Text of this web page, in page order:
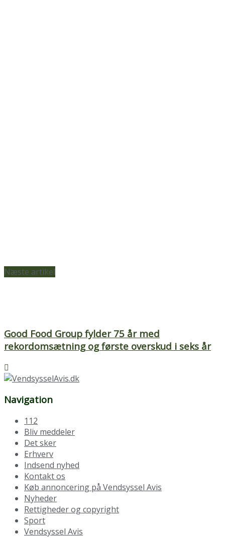
Næste artikel
Good Food Group fylder 75 år med
rekordomsætning og første overskud i seks år
Navigation
112
Bliv meddeler
Det sker
Erhverv
Indsend nyhed
Kontakt os
Køb annoncering på Vendsyssel Avis
Nyheder
Rettigheder og copyright
Sport
Vendsyssel Avis